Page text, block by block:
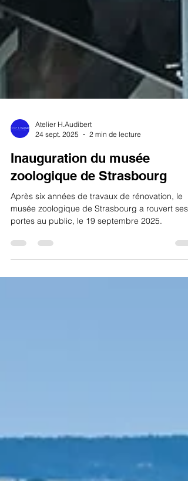
24 sept. 2025
2 min de lecture
Inauguration du musée
zoologique de Strasbourg
Après six années de travaux de rénovation, le
portes au public, le 19 septembre 2025.